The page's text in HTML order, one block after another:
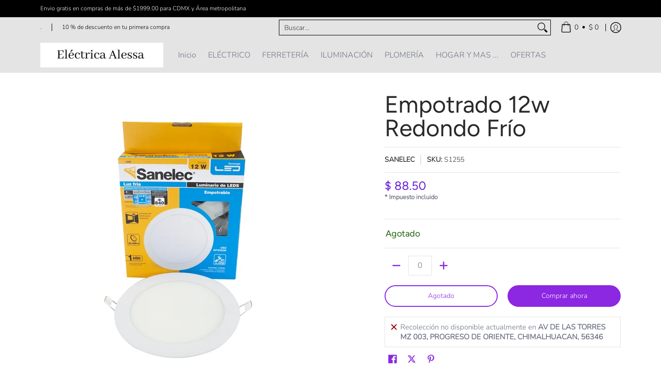
Saltar al contenido principal
Envio gratis en compras de más de $1999.00 para CDMX y Área metropolitana
Inicio ELÉCTRICO FERRETERÍA PLOMERÍA HOGAR Y MAS ... OFERTAS
. 10 % de descuento en tu primera compra Buscar... 0 • $ 0
Inicio ELÉCTRICO FERRETERÍA ILUMINACIÓN PLOMERÍA HOGAR Y MAS ... OFERTAS
Empotrado 12w
Redondo Frío
SANELEC SKU:S1255
$ 88.50
* Impuesto incluido
Agotado
Agotado Comprar ahora
Recolección no disponible actualmente enAV DE LAS TORRES
MZ 003, PROGRESO DE ORIENTE, CHIMALHUACAN, 56346